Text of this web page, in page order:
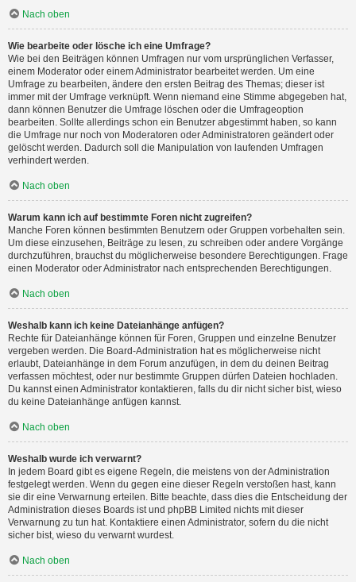
Nach oben
Wie bearbeite oder lösche ich eine Umfrage?
Wie bei den Beiträgen können Umfragen nur vom ursprünglichen Verfasser,
einem Moderator oder einem Administrator bearbeitet werden. Um eine
Umfrage zu bearbeiten, ändere den ersten Beitrag des Themas; dieser ist
immer mit der Umfrage verknüpft. Wenn niemand eine Stimme abgegeben hat,
dann können Benutzer die Umfrage löschen oder die Umfrageoption
bearbeiten. Sollte allerdings schon ein Benutzer abgestimmt haben, so kann
die Umfrage nur noch von Moderatoren oder Administratoren geändert oder
gelöscht werden. Dadurch soll die Manipulation von laufenden Umfragen
verhindert werden.
Nach oben
Warum kann ich auf bestimmte Foren nicht zugreifen?
Manche Foren können bestimmten Benutzern oder Gruppen vorbehalten sein.
Um diese einzusehen, Beiträge zu lesen, zu schreiben oder andere Vorgänge
durchzuführen, brauchst du möglicherweise besondere Berechtigungen. Frage
einen Moderator oder Administrator nach entsprechenden Berechtigungen.
Nach oben
Weshalb kann ich keine Dateianhänge anfügen?
Rechte für Dateianhänge können für Foren, Gruppen und einzelne Benutzer
vergeben werden. Die Board-Administration hat es möglicherweise nicht
erlaubt, Dateianhänge in dem Forum anzufügen, in dem du deinen Beitrag
verfassen möchtest, oder nur bestimmte Gruppen dürfen Dateien hochladen.
Du kannst einen Administrator kontaktieren, falls du dir nicht sicher bist, wieso
du keine Dateianhänge anfügen kannst.
Nach oben
Weshalb wurde ich verwarnt?
In jedem Board gibt es eigene Regeln, die meistens von der Administration
festgelegt werden. Wenn du gegen eine dieser Regeln verstoßen hast, kann
sie dir eine Verwarnung erteilen. Bitte beachte, dass dies die Entscheidung der
Administration dieses Boards ist und phpBB Limited nichts mit dieser
Verwarnung zu tun hat. Kontaktiere einen Administrator, sofern du die nicht
sicher bist, wieso du verwarnt wurdest.
Nach oben